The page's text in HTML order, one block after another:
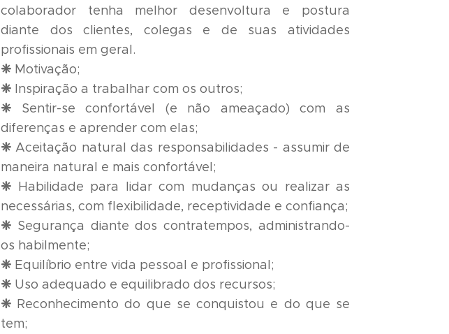
colaborador tenha melhor desenvoltura e postura
diante dos clientes, colegas e de suas atividades
profissionais em geral.
❈ Motivação;
❈ Inspiração a trabalhar com os outros;
❈ Sentir-se confortável (e não ameaçado) com as
diferenças e aprender com elas;
❈ Aceitação natural das responsabilidades - assumir de
maneira natural e mais confortável;
❈ Habilidade para lidar com mudanças ou realizar as
necessárias, com flexibilidade, receptividade e confiança;
❈ Segurança diante dos contratempos, administrando-
os habilmente;
❈ Equilíbrio entre vida pessoal e profissional;
❈ Uso adequado e equilibrado dos recursos;
❈ Reconhecimento do que se conquistou e do que se
tem;